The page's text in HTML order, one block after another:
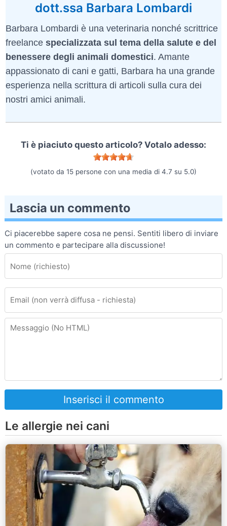
dott.ssa Barbara Lombardi
Barbara Lombardi è una veterinaria nonché scrittrice
freelance specializzata sul tema della salute e del
benessere degli animali domestici. Amante
appassionato di cani e gatti, Barbara ha una grande
esperienza nella scrittura di articoli sulla cura dei
nostri amici animali.
Ti è piaciuto questo articolo? Votalo adesso:
(votato da 15 persone con una media di 4.7 su 5.0)
Lascia un commento
Ci piacerebbe sapere cosa ne pensi. Sentiti libero di inviare
un commento e partecipare alla discussione!
Inserisci il commento
Le allergie nei cani